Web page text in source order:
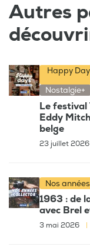
Autres
Happy
Nostalgie+
Le festival
Eddy
belge
23 juillet 2026
Nos
1963 : de
avec Brel
3 mai 2026 |